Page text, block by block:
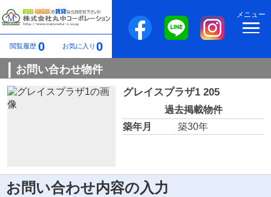
閲覧履歴 0 お気に入り 0
メニュー
お問い合わせ物件
グレイスプラザ1 205
過去掲載物件
築年月
築30年
お問い合わせ内容の入力